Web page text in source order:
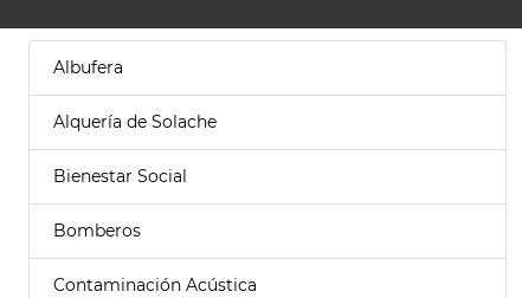
Albufera
Alquería de Solache
Bienestar Social
Bomberos
Contaminación Acústica